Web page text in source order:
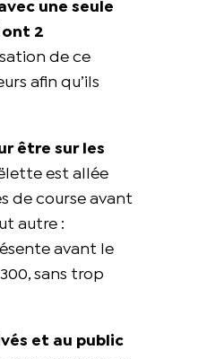
une seule
ont 2
de ce
afin qu’ils
être sur les
est allée
de course avant
autre :
avant le
sans trop
et au public